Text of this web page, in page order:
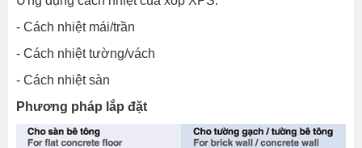
- Cách nhiệt mái/trần
- Cách nhiệt tường/vách
- Cách nhiệt sàn
Phương pháp lắp đặt